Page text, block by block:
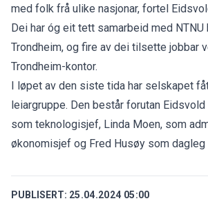
med folk frå ulike nasjonar, fortel
Dei har óg eit tett samarbeid med
Trondheim, og fire av dei tilsette jobbar
Trondheim-kontor.
I løpet av den siste tida har selskapet
leiargruppe. Den består forutan Eidsvold
som teknologisjef, Linda Moen, som
økonomisjef og Fred Husøy som dagleg
PUBLISERT: 25.04.2024 05:00